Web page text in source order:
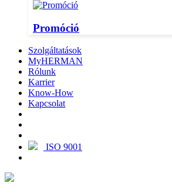
Promóció
Szolgáltatások
MyHERMAN
Rólunk
Karrier
Know-How
Kapcsolat
ISO 9001